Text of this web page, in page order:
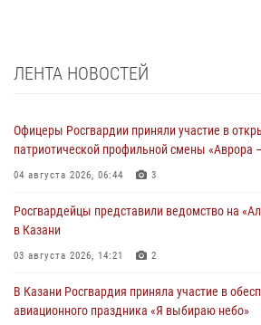
ЛЕНТА НОВОСТЕЙ
Офицеры Росгвардии приняли участие в
патриотической профильной смены «Аврора
04 августа 2026, 06:44 3
Росгвардейцы представили ведомство на
в Казани
03 августа 2026, 14:21 2
В Казани Росгвардия приняла участие в
авиационного праздника «Я выбираю небо»